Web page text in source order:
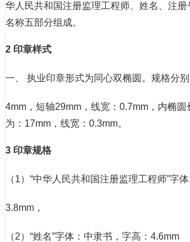
华人民共和国注册监理工程师、姓名、注
名称五部分组成。
2 印章样式
一、 执业印章形式为同心双椭圆。规格分
4mm，短轴29mm，线宽：0.7mm，内椭圆
为：17mm，线宽：0.3mm。
3 印章规格
（1）“中华人民共和国注册监理工程师”字
3.8mm，
（2）“姓名”字体：中隶书，字高：4.6mm